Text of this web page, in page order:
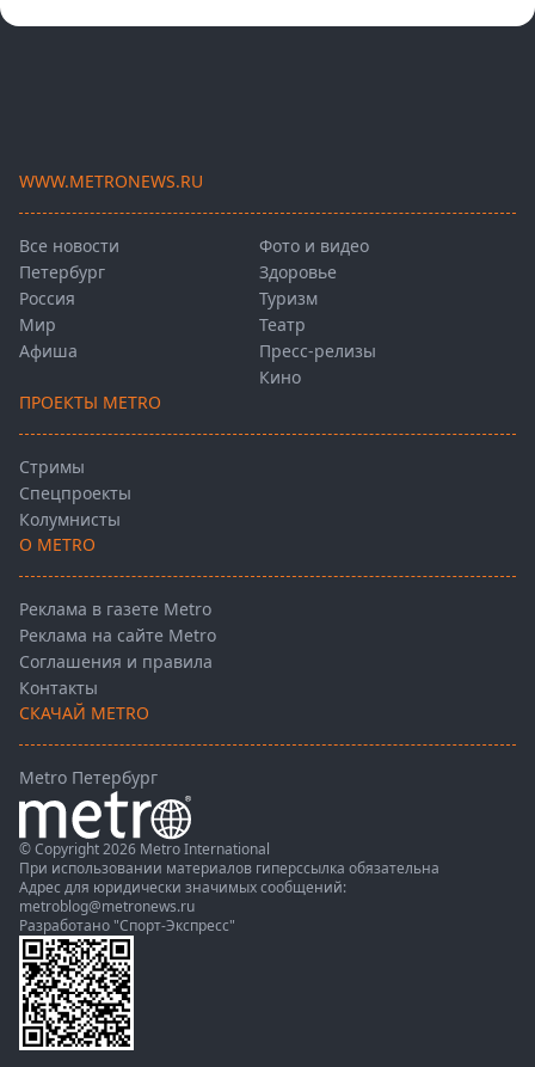
WWW.METRONEWS.RU
Все новости
Петербург
Россия
Мир
Афиша
Фото и видео
Здоровье
Туризм
Театр
Пресс-релизы
Кино
ПРОЕКТЫ METRO
Стримы
Спецпроекты
Колумнисты
О METRO
Реклама в газете Metro
Реклама на сайте Metro
Соглашения и правила
Контакты
СКАЧАЙ METRO
Metro Петербург
© Copyright 2026 Metro International
При использовании материалов гиперссылка обязательна
Адрес для юридически значимых сообщений:
metroblog@metronews.ru
Разработано "Спорт-Экспресс"